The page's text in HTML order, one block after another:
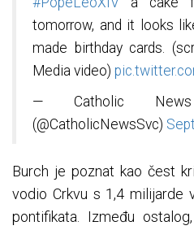
tomorrow, and it looks
made birthday cards.
Media video)
— Catholic
(@CatholicNewsSvc)
Burch je poznat kao čest
vodio Crkvu s 1,4 milijarde
pontifikata. Između